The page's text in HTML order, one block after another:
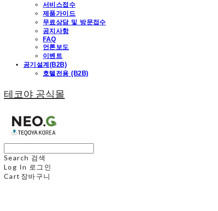
서비스접수
제품가이드
무료상담 및 방문접수
공지사항
FAQ
언론보도
이벤트
공기설계(B2B)
호텔전용 (B2B)
테코야 공식몰
Search 검색
Log In 로그인
Cart 장바구니